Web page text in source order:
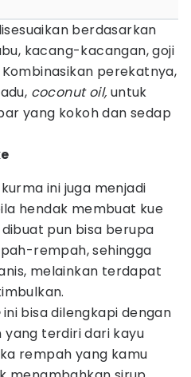
berdasarkan
kacang-kacangan, goji
perekatnya,
coconut oil, untuk
yang kokoh dan sedap
ini juga menjadi
hendak membuat kue
pun bisa berupa
rempah, sehingga
melainkan terdapat
ini bisa dilengkapi dengan
terdiri dari kayu
rempah yang kamu